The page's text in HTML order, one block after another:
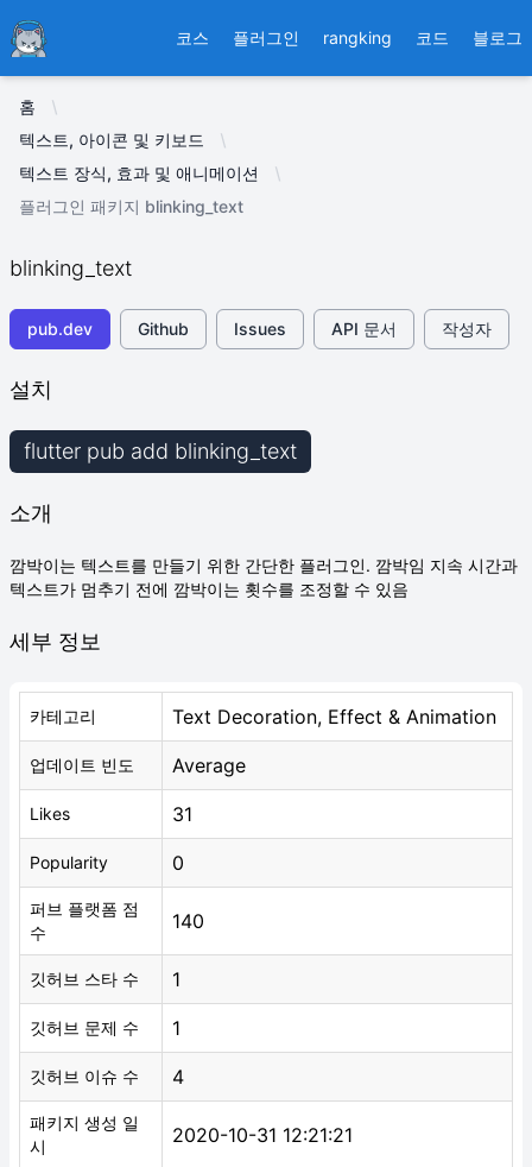
Ducafecat 코스 플러그인 rangking 코드 블로그
홈
텍스트, 아이콘 및 키보드
텍스트 장식, 효과 및 애니메이션
플러그인 패키지 blinking_text
blinking_text
pub.dev Github Issues API 문서 작성자
설치
flutter pub add blinking_text
소개
깜박이는 텍스트를 만들기 위한 간단한 플러그인. 깜박임 지속 시간과
텍스트가 멈추기 전에 깜박이는 횟수를 조정할 수 있음
세부 정보
카테고리 Text Decoration, Effect & Animation
업데이트 빈도 Average
Likes 31
Popularity 0
퍼브 플랫폼 점
수
140
깃허브 스타 수 1
깃허브 문제 수 1
깃허브 이슈 수 4
패키지 생성 일
시
2020-10-31 12:21:21